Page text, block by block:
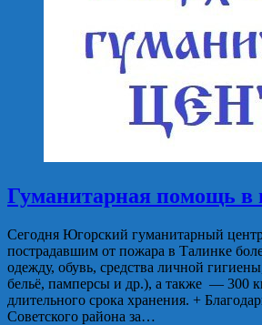
Гуманитарная помощь в
Сегодня Югорский гуманитарный
пострадавшим от пожара в Талинке
одежду, обувь, средства личной
бельё, памперсы и др.), а также — 300
длительного срока хранения. +
Советского района за…